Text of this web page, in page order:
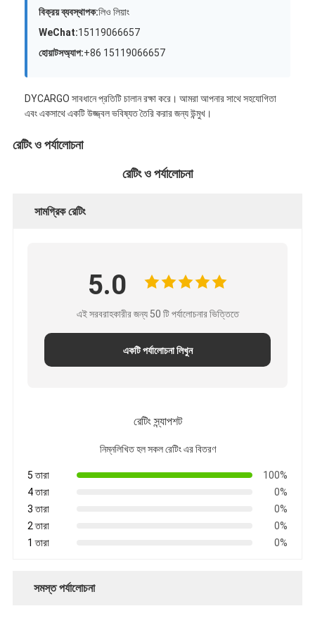
বিক্রয় ব্যবস্থাপক:লিও লিয়াং
WeChat:15119066657
হোয়াটসঅ্যাপ:+86 15119066657
DYCARGO সাবধানে প্রতিটি চালান রক্ষা করে। আমরা আপনার সাথে সহযোগিতা
এবং একসাথে একটি উজ্জ্বল ভবিষ্যত তৈরি করার জন্য উন্মুখ।
রেটিং ও পর্যালোচনা
রেটিং ও পর্যালোচনা
সামগ্রিক রেটিং
5.0
এই সরবরাহকারীর জন্য 50 টি পর্যালোচনার ভিত্তিতে
একটি পর্যালোচনা লিখুন
রেটিং স্ন্যাপশট
নিম্নলিখিত হল সকল রেটিং এর বিতরণ
5 তারা
100%
4 তারা
0%
3 তারা
0%
2 তারা
0%
1 তারা
0%
সমস্ত পর্যালোচনা